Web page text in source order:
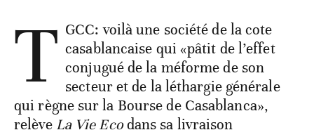
T GCC: voilà une société de la cote
casablancaise qui «pâtit de l’effet
conjugué de la méforme de son
secteur et de la léthargie générale
qui règne sur la Bourse de Casablanca»,
relève La Vie Ecodans sa livraison